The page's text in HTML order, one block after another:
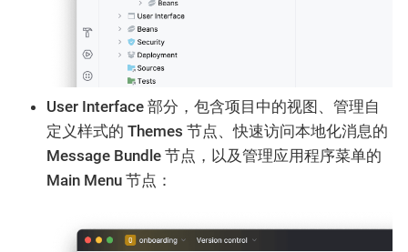
User Interface 部分，包含项目中的视图、管理自
定义样式的 Themes 节点、快速访问本地化消息的
Message Bundle 节点，以及管理应用程序菜单的
Main Menu 节点：